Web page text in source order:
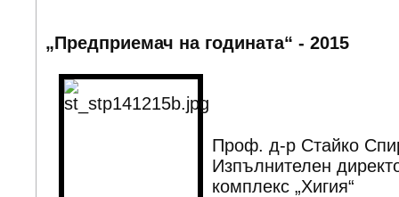
„Предприемач на годината“ - 2015
Проф. д-р Стайко
Изпълнителен
комплекс „Хигия“